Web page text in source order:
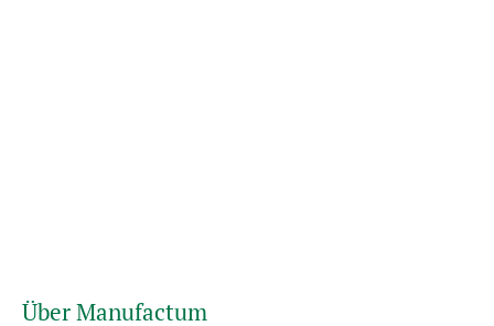
Über Manufactum